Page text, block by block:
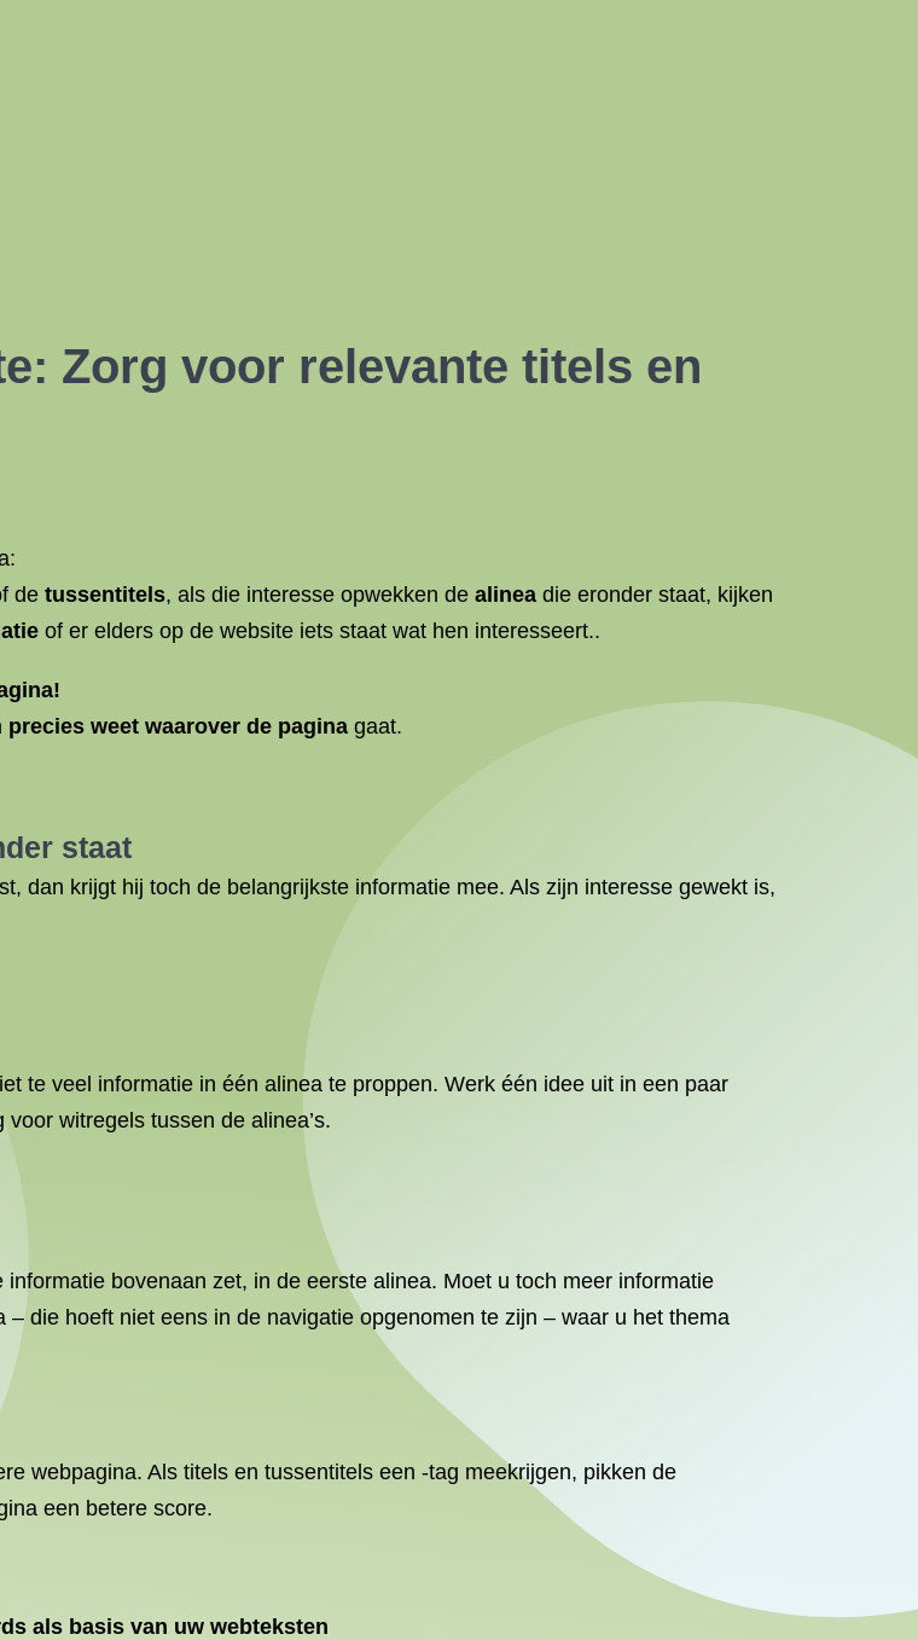
Zorg voor relevante titels en
de tussentitels, als die interesse opwekken de alinea die eronder staat, kijken
of er elders op de website iets staat wat hen interesseert..
precies weet waarover de pagina gaat.
staat
dan krijgt hij toch de belangrijkste informatie mee. Als zijn interesse gewekt is,
te veel informatie in één alinea te proppen. Werk één idee uit in een paar
witregels tussen de alinea’s.
bovenaan zet, in de eerste alinea. Moet u toch meer informatie
die hoeft niet eens in de navigatie opgenomen te zijn – waar u het thema
webpagina. Als titels en tussentitels een -tag meekrijgen, pikken de
een betere score.
als basis van uw webteksten